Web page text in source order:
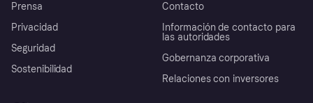
Prensa
Privacidad
Seguridad
Sostenibilidad
Contacto
Información de contacto para
las autoridades
Gobernanza corporativa
Relaciones con inversores